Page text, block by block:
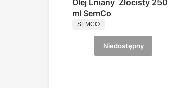
ml SemCo
PRODUCENT
SEMCO
Niedostępny